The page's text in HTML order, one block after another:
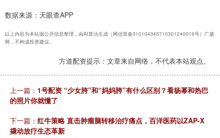
数据来源：天眼查APP
以上内容为本站据公开信息整理，由AI算法生成（网信算备310104345710301240019号）广盛
网，不构成投资建议。
方道配资提示：文章来自网络，不代表本站观点。
上一篇： 1号配资 “少女胯”和“妈妈胯”有什么区别？看杨幂和热巴
的照片你就懂了
下一篇： 红牛策略 直击肿瘤脑转移治疗痛点，百洋医药以ZAP-X
撬动放疗生态革新